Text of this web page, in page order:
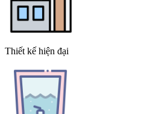
Thiết kế hiện đại